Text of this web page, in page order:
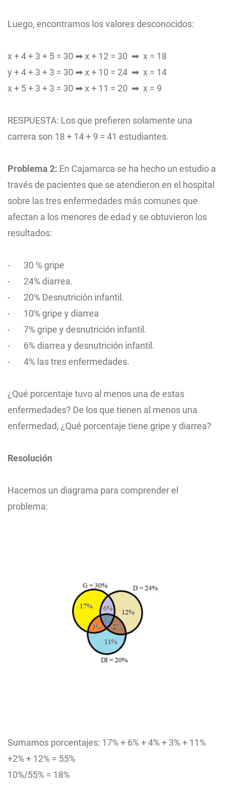
Luego, encontramos los valores desconocidos:
x + 4 + 3 + 5 = 30 ➡ x + 12 = 30 ➡ x = 18
y + 4 + 3 + 3 = 30 ➡ x + 10 = 24 ➡ x = 14
x + 5 + 3 + 3 = 30 ➡ x + 11 = 20 ➡ x = 9
RESPUESTA: Los que prefieren solamente una
carrera son 18 + 14 + 9 = 41 estudiantes.
Problema 2: En Cajamarca se ha hecho un estudio a
través de pacientes que se atendieron en el hospital
sobre las tres enfermedades más comunes que
afectan a los menores de edad y se obtuvieron los
resultados:
-
30 % gripe
-
24% diarrea.
-
20% Desnutrición infantil.
-
10% gripe y diarrea
-
7% gripe y desnutrición infantil.
-
6% diarrea y desnutrición infantil.
-
4% las tres enfermedades.
¿Qué porcentaje tuvo al menos una de estas
enfermedades? De los que tienen al menos una
enfermedad, ¿Qué porcentaje tiene gripe y diarrea?
Resolución
Hacemos un diagrama para comprender el
problema:
Sumamos porcentajes: 17% + 6% + 4% + 3% + 11%
+2% + 12% = 55%
10%/55% = 18%